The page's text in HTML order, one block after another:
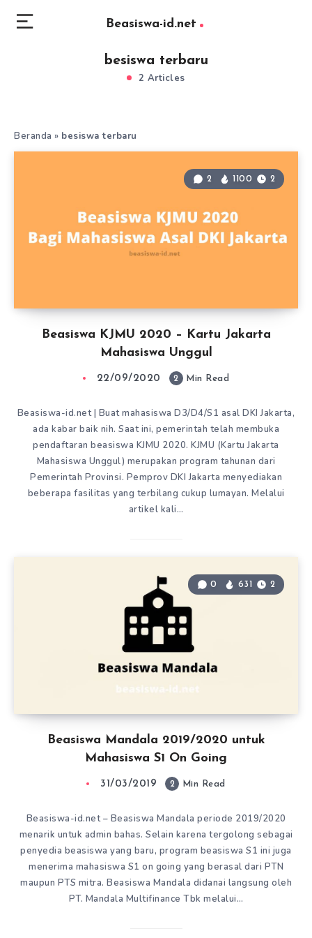
Beasiswa-id.net
besiswa terbaru
2 Articles
Beranda » besiswa terbaru
Beasiswa KJMU 2020 – Kartu Jakarta
Mahasiswa Unggul
2 1100 2
22/09/2020 2 Min Read
Beasiswa-id.net | Buat mahasiswa D3/D4/S1 asal DKI Jakarta,
ada kabar baik nih. Saat ini, pemerintah telah membuka
pendaftaran beasiswa KJMU 2020. KJMU (Kartu Jakarta
Mahasiswa Unggul) merupakan program tahunan dari
Pemerintah Provinsi. Pemprov DKI Jakarta menyediakan
beberapa fasilitas yang terbilang cukup lumayan. Melalui
artikel kali…
Beasiswa Mandala 2019/2020 untuk
Mahasiswa S1 On Going
0 631 2
31/03/2019 2 Min Read
Beasiswa-id.net – Beasiswa Mandala periode 2019/2020
menarik untuk admin bahas. Selain karena tergolong sebagai
penyedia beasiswa yang baru, program beasiswa S1 ini juga
menerima mahasiswa S1 on going yang berasal dari PTN
maupun PTS mitra. Beasiswa Mandala didanai langsung oleh
PT. Mandala Multifinance Tbk melalui…